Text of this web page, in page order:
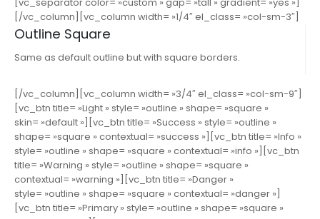
[/vc_column][vc_column width= »1/4″ el_class= »col-sm-3″]
Outline Square
Same as default outline but with square borders.
[/vc_column][vc_column width= »3/4″ el_class= »col-sm-9″]
[vc_btn title= »Light » style= »outline » shape= »square »
skin= »default »][vc_btn title= »Success » style= »outline »
shape= »square » contextual= »success »][vc_btn title= »Info »
style= »outline » shape= »square » contextual= »info »][vc_btn
title= »Warning » style= »outline » shape= »square »
contextual= »warning »][vc_btn title= »Danger »
style= »outline » shape= »square » contextual= »danger »]
[vc_btn title= »Primary » style= »outline » shape= »square »